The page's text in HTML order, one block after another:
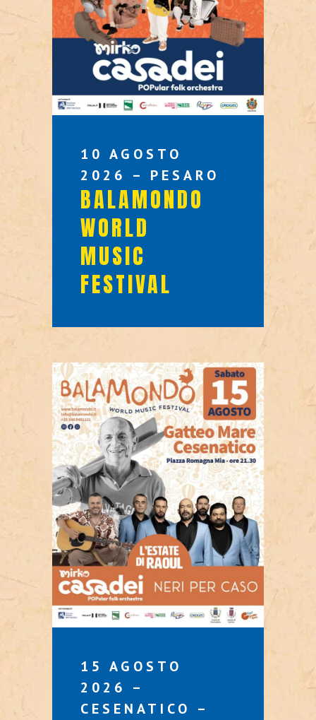
10 AGOSTO
2026 – PESARO
BALAMONDO
WORLD
MUSIC
FESTIVAL
15 AGOSTO
2026 –
CESENATICO –